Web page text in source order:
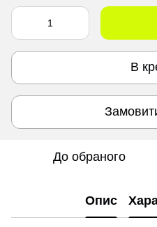
В
До обраного
Опис